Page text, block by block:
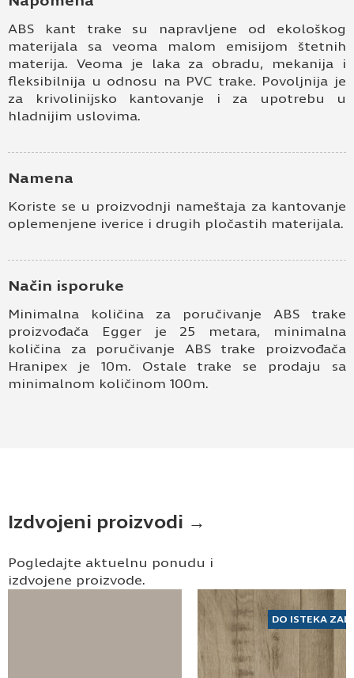
ABS kant trake su napravljene od ekološkog
materijala sa veoma malom emisijom štetnih
materija. Veoma je laka za obradu, mekanija i
fleksibilnija u odnosu na PVC trake. Povoljnija je
za krivolinijsko kantovanje i za upotrebu u
hladnijim uslovima.
Namena
Koriste se u proizvodnji nameštaja za kantovanje
oplemenjene iverice i drugih pločastih materijala.
Način isporuke
Minimalna količina za poručivanje ABS trake
proizvođača Egger je 25 metara, minimalna
količina za poručivanje ABS trake proizvođača
Hranipex je 10m. Ostale trake se prodaju sa
minimalnom količinom 100m.
Izdvojeni proizvodi →
Pogledajte aktuelnu ponudu i
izdvojene proizvode.
DO ISTEKA